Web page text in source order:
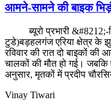
आमने-सामने की बाइक
ब्यूरो प्रभारी &#8212;-
टुडे)बड़हलगंज एरिया क्षेत्र के
रविवार की रात दो बाइकों की
चालकों की मौत हो गई।
अनुसार, मृतकों में प्रदीप
Vinay Tiwari